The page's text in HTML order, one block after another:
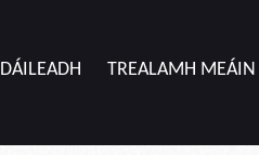
DÁILEADH TREALAMH MEÁIN